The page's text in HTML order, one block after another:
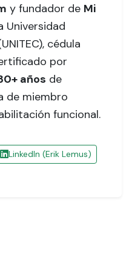
y fundador de Mi
Universidad
cédula
por
años de
de miembro
funcional.
LinkedIn (Erik Lemus)